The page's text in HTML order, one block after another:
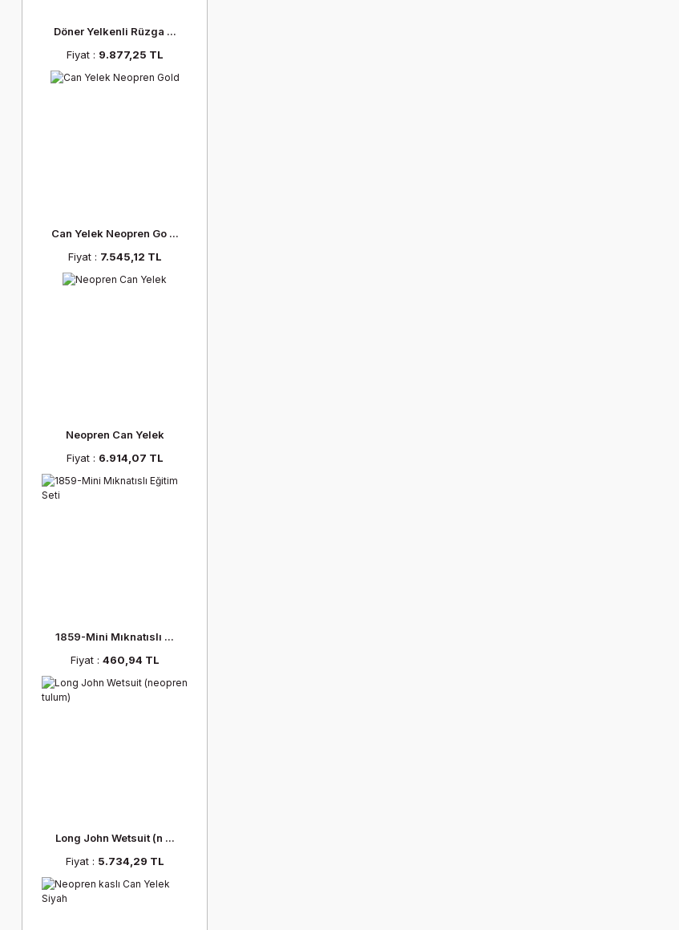
Döner Yelkenli Rüzga ...
Fiyat : 9.877,25 TL
Can Yelek Neopren Go ...
Fiyat : 7.545,12 TL
Neopren Can Yelek
Fiyat : 6.914,07 TL
1859-Mini Mıknatıslı ...
Fiyat : 460,94 TL
Long John Wetsuit (n ...
Fiyat : 5.734,29 TL